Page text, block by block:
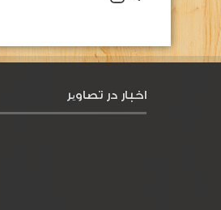
اخبار در تصاویر